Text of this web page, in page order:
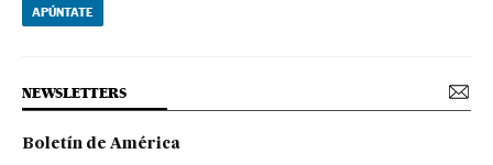
APÚNTATE
NEWSLETTERS
Boletín de América